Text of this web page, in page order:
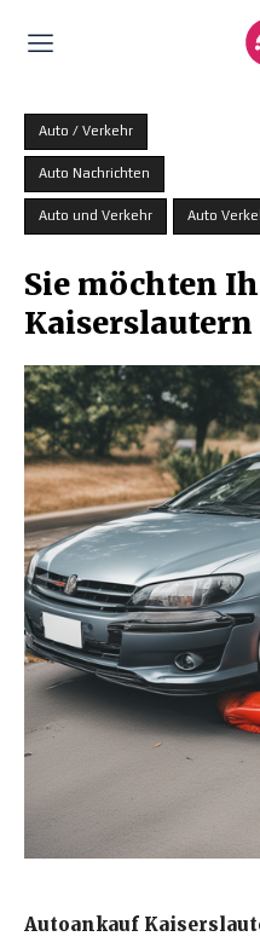
Auto / Verkehr
Auto Nachrichten
Auto und Verkehr Auto
Sie möchten
Autoankauf